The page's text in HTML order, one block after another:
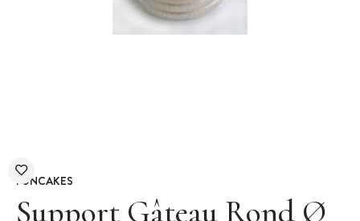
FUNCAKES
Support Gâteau Rond Ø